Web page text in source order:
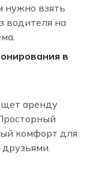
нужно взять
водителя на
в
аренду
комфорт для